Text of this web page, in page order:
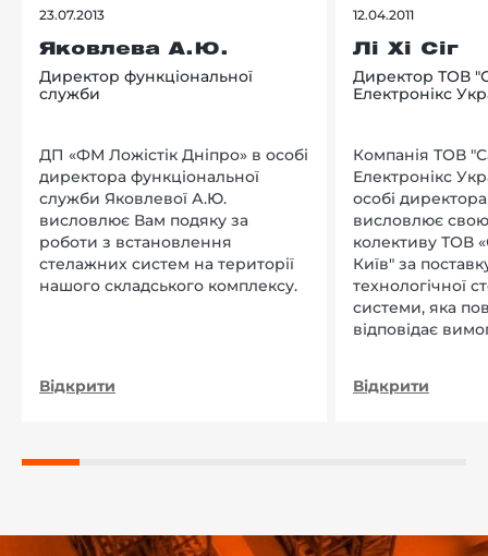
23.07.2013
Яковлева А.Ю.
Директор функціональної
служби
ДП «ФМ Ложістік Дніпро» в особі
директора функціональної
служби Яковлевої А.Ю.
висловлює Вам подяку за
роботи з встановлення
стелажних систем на території
нашого складського комплексу.
Відкрити
12.04.2011
Лі Хі Сіг
Директор ТОВ
Електронікс
Компанія ТОВ
Електронікс
особі
висловлює
колективу ТОВ
Київ" за
технологічної
системи, яка
відповідає
Відкрити